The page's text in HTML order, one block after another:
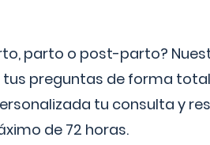
parto o post-parto?
preguntas de forma
tu consulta y
de 72 horas.